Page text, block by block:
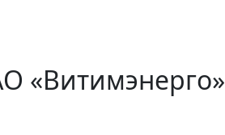
«Витимэнерго»